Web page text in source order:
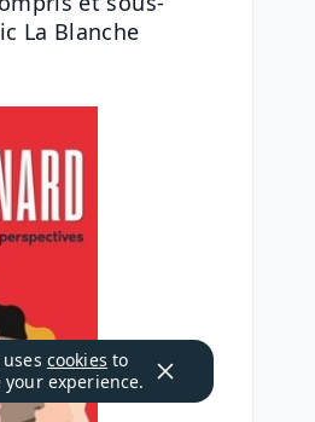
La Blanche
cookies to
your experience.